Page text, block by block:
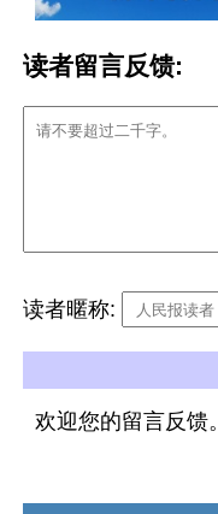
读者留言反馈:
读者暱称:
欢迎您的留言反馈。